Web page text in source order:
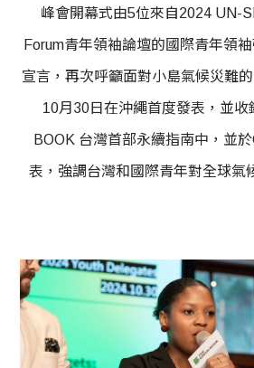
峰會開幕式由5位來自2024 UN-
Forum青年領袖論壇的國際青年領
宣言，再次呼籲面對小島氣候災難
10月30日在沖繩首度發表，並收
BOOK 台灣首部永續指南中，並
表，強調台灣和國際青年對全球氣